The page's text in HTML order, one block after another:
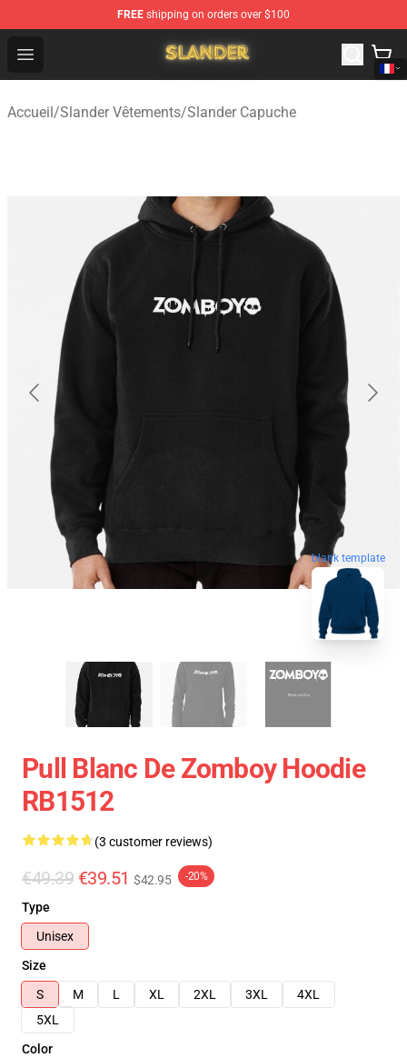
FREE shipping on orders over $100
Open menu
Slander Shop - Official Slander Merchandise Store
Accueil/Slander Vêtements/Slander Capuche
blank template
Pull Blanc De Zomboy Hoodie
RB1512
(3 customer reviews)
€49.39 €39.51 $42.95 -20%
Type
Unisex
Size
S
M L XL 2XL 3XL
4XL
5XL
Color